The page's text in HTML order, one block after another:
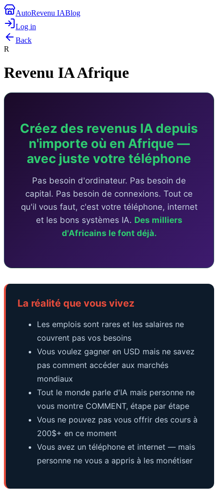
AutoRevenu IABlog
Log in
Back
R
Revenu IA Afrique
Créez des revenus IA depuis
n'importe où en Afrique —
avec juste votre téléphone
Pas besoin d'ordinateur. Pas besoin de
capital. Pas besoin de connexions. Tout ce
qu'il vous faut, c'est votre téléphone, internet
et les bons systèmes IA. Des milliers
d'Africains le font déjà.
La réalité que vous vivez
Les emplois sont rares et les salaires ne
couvrent pas vos besoins
Vous voulez gagner en USD mais ne savez
pas comment accéder aux marchés
mondiaux
Tout le monde parle d'IA mais personne ne
vous montre COMMENT, étape par étape
Vous ne pouvez pas vous offrir des cours à
200$+ en ce moment
Vous avez un téléphone et internet — mais
personne ne vous a appris à les monétiser